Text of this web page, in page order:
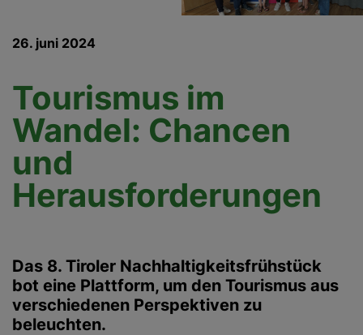
26. juni 2024
Tourismus im
Wandel: Chancen
und
Herausforderungen
Das 8. Tiroler Nachhaltigkeitsfrühstück
bot eine Plattform, um den Tourismus aus
verschiedenen Perspektiven zu
beleuchten.